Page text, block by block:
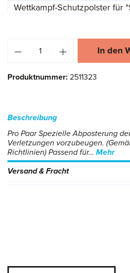
Wettkampf-Schutzpolster für
Produkt Anzahl: GibIn den
Produktnummer:2511323
Beschreibung
Pro Paar Spezielle Abposterung
Verletzungen vorzubeugen.
Richtlinien) Passend für… Mehr
Versand & Fracht